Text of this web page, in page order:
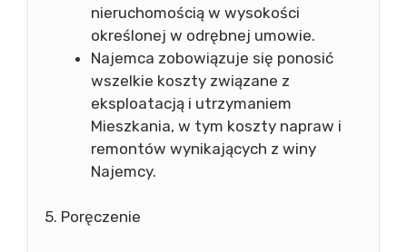
nieruchomością w wysokości
określonej w odrębnej umowie.
Najemca zobowiązuje się ponosić
wszelkie koszty związane z
eksploatacją i utrzymaniem
Mieszkania, w tym koszty napraw i
remontów wynikających z winy
Najemcy.
5. Poręczenie